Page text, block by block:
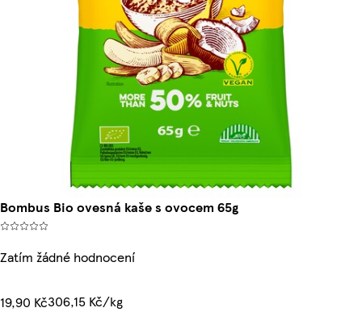
Bombus Bio ovesná kaše s ovocem 65g
Zatím žádné hodnocení
19,90 Kč306,15 Kč/kg